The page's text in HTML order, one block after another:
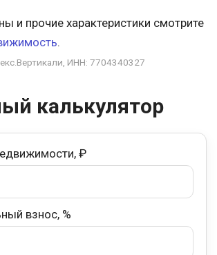
и прочие характеристики смотрите
.
ИНН: 7704340327
калькулятор
₽
взнос, %